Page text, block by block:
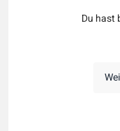
Du hast